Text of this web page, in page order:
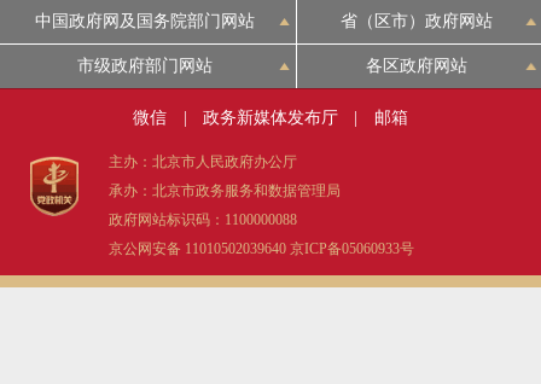
中国政府网及国务院部门网站 省（区市）政府网站
市级政府部门网站 各区政府网站
微信 政务新媒体发布厅 邮箱
主办：北京市人民政府办公厅
承办：北京市政务服务和数据管理局
政府网站标识码：1100000088
京公网安备 11010502039640 京ICP备05060933号